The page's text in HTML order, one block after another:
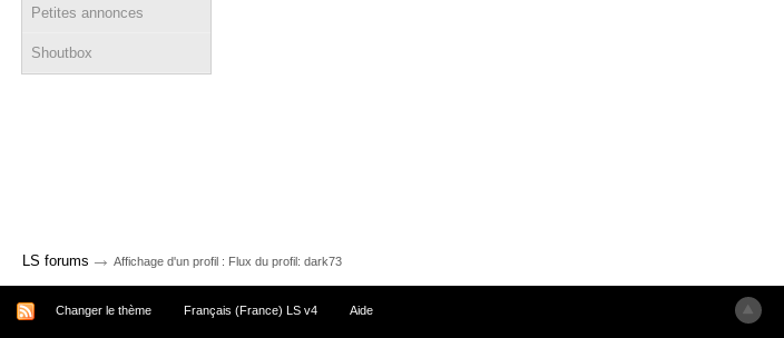
Petites annonces
Shoutbox
LS forums → Affichage d'un profil : Flux du profil: dark73
Changer le thème Français (France) LS v4 Aide